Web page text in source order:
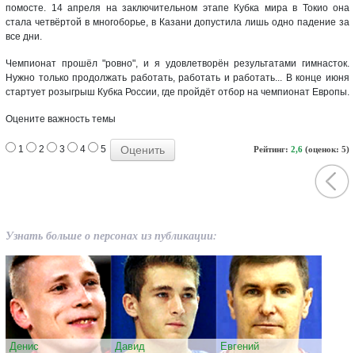
помосте. 14 апреля на заключительном этапе Кубка мира в Токио она
стала четвёртой в многоборье, в Казани допустила лишь одно падение за
все дни.
Чемпионат прошёл "ровно", и я удовлетворён результатами гимнасток.
Нужно только продолжать работать, работать и работать... В конце июня
стартует розыгрыш Кубка России, где пройдёт отбор на чемпионат Европы.
Оцените важность темы
Рейтинг: 2,6 (оценок: 5)
1 2 3 4 5
Узнать больше о персонах из публикации:
Денис
Давид
Евгений